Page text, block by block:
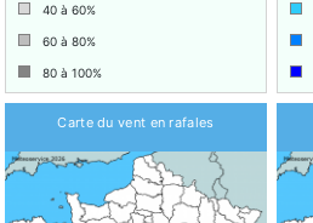
40 à 60%
60 à 80%
80 à 100%
Carte du vent en rafales